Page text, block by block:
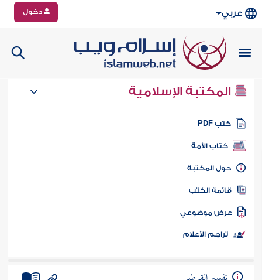
عربي دخول
المكتبة الإسلامية
كتب PDF
كتاب الأمة
المكتبة
الكتب
موضوعي